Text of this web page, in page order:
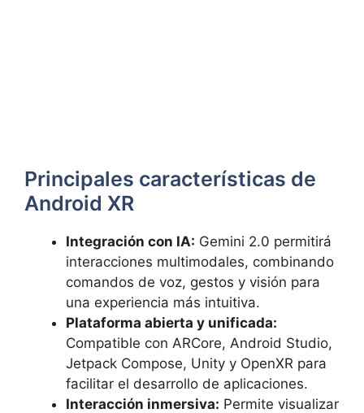
Principales características de
Android XR
Integración con IA: Gemini 2.0 permitirá
interacciones multimodales, combinando
comandos de voz, gestos y visión para
una experiencia más intuitiva.
Plataforma abierta y unificada:
Compatible con ARCore, Android Studio,
Jetpack Compose, Unity y OpenXR para
facilitar el desarrollo de aplicaciones.
Interacción inmersiva: Permite visualizar